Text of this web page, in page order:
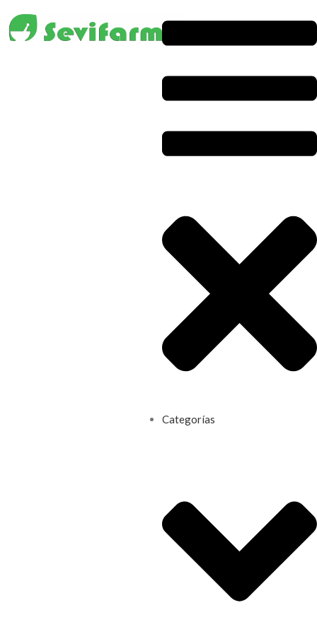
Categorías